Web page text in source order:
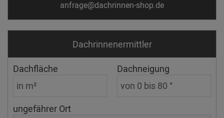
anfrage@dachrinnen-shop.de
Dachrinnen­ermittler
Dachfläche Dachneigung
ungefährer Ort